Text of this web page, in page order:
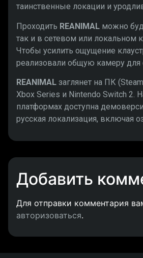
таинственные локации и
Проходить REANIMAL можно
так и в сетевом или локальном
Чтобы усилить ощущение
реализовали общую камеру для
REANIMAL заглянет на ПК
Xbox Series и Nintendo Switch 2.
платформах доступна
русская локализация, включая
Добавить
Для отправки комментария
авторизоваться.